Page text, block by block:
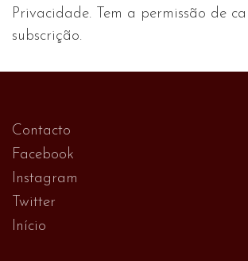
Privacidade. Tem a permissão de
subscrição.
Contacto
Facebook
Instagram
Twitter
Início